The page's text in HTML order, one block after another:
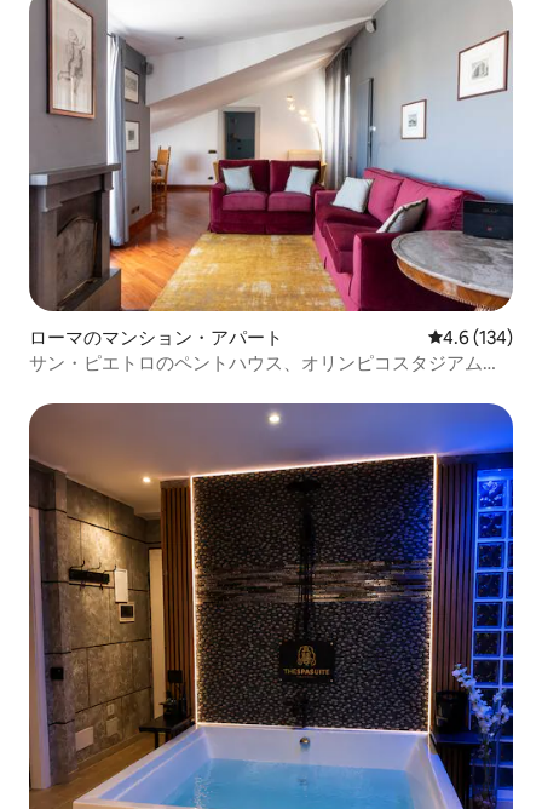
ローマのマンション・アパート レビュー134
4.6 (134)
サン・ピエトロのペントハウス、オリンピコスタジアム、